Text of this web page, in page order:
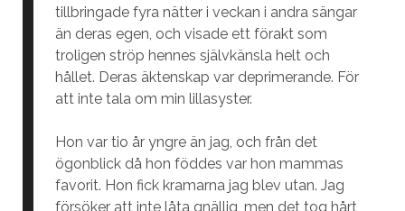
tillbringade fyra nätter i veckan i andra sängar
än deras egen, och visade ett förakt som
troligen ströp hennes självkänsla helt och
hållet. Deras äktenskap var deprimerande. För
att inte tala om min lillasyster.
Hon var tio år yngre än jag, och från det
ögonblick då hon föddes var hon mammas
favorit. Hon fick kramarna jag blev utan. Jag
försöker att inte låta gnällig, men det tog hårt